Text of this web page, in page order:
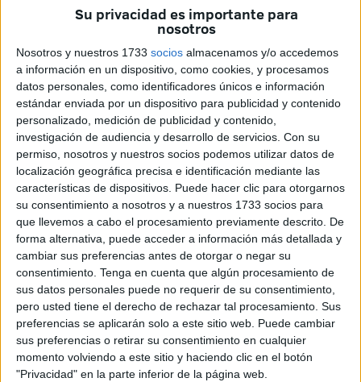
Su privacidad es importante para
nosotros
Nosotros y nuestros 1733 socios almacenamos y/o accedemos
a información en un dispositivo, como cookies, y procesamos
datos personales, como identificadores únicos e información
estándar enviada por un dispositivo para publicidad y contenido
personalizado, medición de publicidad y contenido,
investigación de audiencia y desarrollo de servicios. Con su
permiso, nosotros y nuestros socios podemos utilizar datos de
localización geográfica precisa e identificación mediante las
características de dispositivos. Puede hacer clic para otorgarnos
su consentimiento a nosotros y a nuestros 1733 socios para
que llevemos a cabo el procesamiento previamente descrito. De
forma alternativa, puede acceder a información más detallada y
cambiar sus preferencias antes de otorgar o negar su
consentimiento. Tenga en cuenta que algún procesamiento de
sus datos personales puede no requerir de su consentimiento,
pero usted tiene el derecho de rechazar tal procesamiento. Sus
preferencias se aplicarán solo a este sitio web. Puede cambiar
sus preferencias o retirar su consentimiento en cualquier
momento volviendo a este sitio y haciendo clic en el botón
"Privacidad" en la parte inferior de la página web.
Archivo
La sección sindical de USO-Traceha vuelto a denunciar
este viernes el estado de las instalaciones que esta
empresa tiene en Ceuta, que se encuentran debajo de una
canteraen Benzú,en la que aseguran que se exponen a
un peligro además de otros problemas que van surgiendo.
Por ello, han exigido a la Ciudad que “no nos tomen el
pelo más” y que después de ocho años les trasladen “de
una vez por todas” a unas instalaciones “dignas”.
De esta manera lo ha explicado el delegado sindicalde
USO-Trace, Juan Montoya García, que ha criticado que
“después de tantos años” reclamando el alojamiento de la
base de las instalaciones de la empresa en otra